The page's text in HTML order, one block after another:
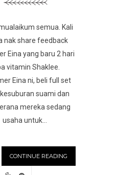
semua. Kali
nak share feedback
Eina yang baru 2 hari
vitamin Shaklee.
Eina ni, beli full set
suami dan
mereka sedang
usaha untuk...
CONTINUE READING